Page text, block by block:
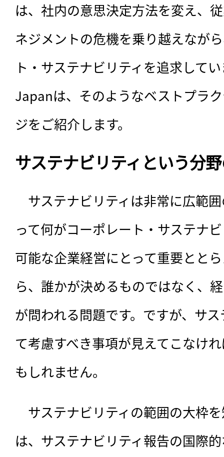
は、社内の意思決定方法を変え、
ネジメントの危機を乗り越えなが
ト・サステナビリティを追求して
Japanは、そのようなベストプラ
ジをご紹介します。
サステナビリティという分
サステナビリティは非常に広範
って何がコーポレート・サステナ
可能な企業経営にとって重要とと
ら、誰かが決めるものではなく、
が問われる問題です。ですが、サ
て考慮すべき事項が見えてこなけ
もしれません。
サステナビリティの範囲の大枠
は、サステナビリティ報告の国際